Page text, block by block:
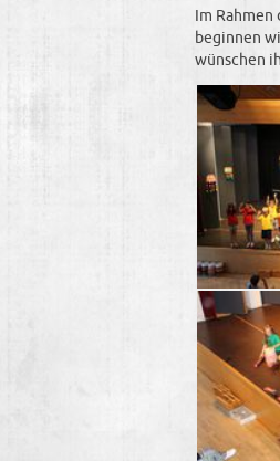
Im
beginnen
wünschen